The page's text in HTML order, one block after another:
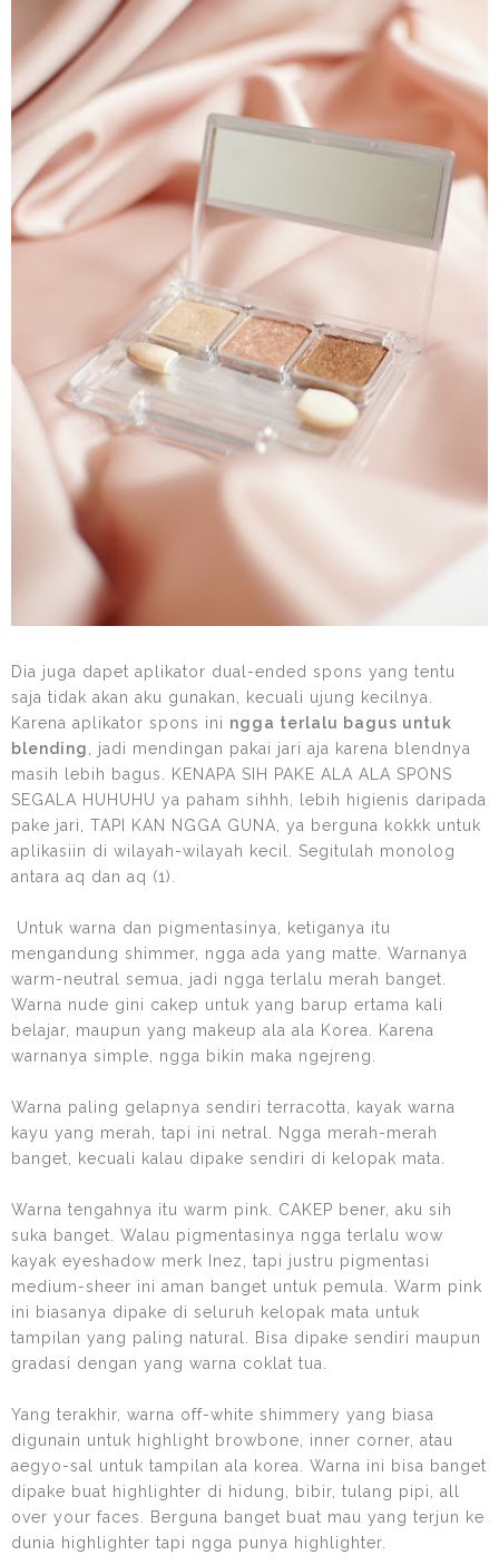
Dia juga dapet aplikator dual-ended spons yang tentu
saja tidak akan aku gunakan, kecuali ujung kecilnya.
Karena aplikator spons ini ngga terlalu bagus untuk
blending
, jadi mendingan pakai jari aja karena blendnya
masih lebih bagus. KENAPA SIH PAKE ALA ALA SPONS
SEGALA HUHUHU ya paham sihhh, lebih higienis daripada
pake jari, TAPI KAN NGGA GUNA, ya berguna kokkk untuk
aplikasiin di wilayah-wilayah kecil. Segitulah monolog
antara aq dan aq (1).
Untuk warna dan pigmentasinya, ketiganya itu
mengandung shimmer, ngga ada yang matte. Warnanya
warm-neutral semua, jadi ngga terlalu merah banget.
Warna nude gini cakep untuk yang barup ertama kali
belajar, maupun yang makeup ala ala Korea. Karena
warnanya simple, ngga bikin maka ngejreng.
Warna paling gelapnya sendiri terracotta, kayak warna
kayu yang merah, tapi ini netral. Ngga merah-merah
banget, kecuali kalau dipake sendiri di kelopak mata.
Warna tengahnya itu warm pink. CAKEP bener, aku sih
suka banget. Walau pigmentasinya ngga terlalu wow
kayak eyeshadow merk Inez, tapi justru pigmentasi
medium-sheer ini aman banget untuk pemula. Warm pink
ini biasanya dipake di seluruh kelopak mata untuk
tampilan yang paling natural. Bisa dipake sendiri maupun
gradasi dengan yang warna coklat tua.
Yang terakhir, warna off-white shimmery yang biasa
digunain untuk highlight browbone, inner corner, atau
aegyo-sal untuk tampilan ala korea. Warna ini bisa banget
dipake buat highlighter di hidung, bibir, tulang pipi, all
over your faces. Berguna banget buat mau yang terjun ke
dunia highlighter tapi ngga punya highlighter.